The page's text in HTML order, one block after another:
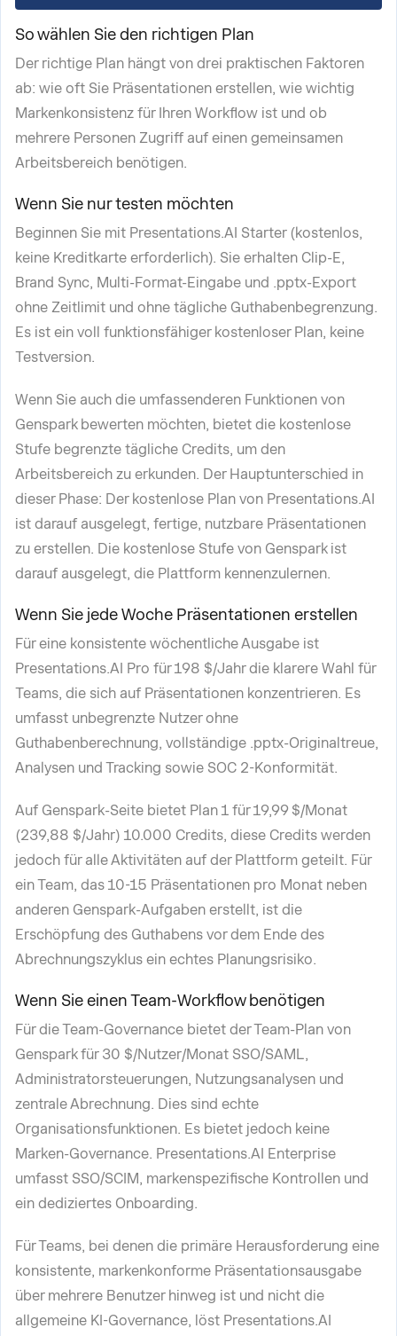
So wählen Sie den richtigen Plan
Der richtige Plan hängt von drei praktischen Faktoren
ab: wie oft Sie Präsentationen erstellen, wie wichtig
Markenkonsistenz für Ihren Workflow ist und ob
mehrere Personen Zugriff auf einen gemeinsamen
Arbeitsbereich benötigen.
Wenn Sie nur testen möchten
Beginnen Sie mit Presentations.AI Starter (kostenlos,
keine Kreditkarte erforderlich). Sie erhalten Clip-E,
Brand Sync, Multi-Format-Eingabe und .pptx-Export
ohne Zeitlimit und ohne tägliche Guthabenbegrenzung.
Es ist ein voll funktionsfähiger kostenloser Plan, keine
Testversion.
Wenn Sie auch die umfassenderen Funktionen von
Genspark bewerten möchten, bietet die kostenlose
Stufe begrenzte tägliche Credits, um den
Arbeitsbereich zu erkunden. Der Hauptunterschied in
dieser Phase: Der kostenlose Plan von Presentations.AI
ist darauf ausgelegt, fertige, nutzbare Präsentationen
zu erstellen. Die kostenlose Stufe von Genspark ist
darauf ausgelegt, die Plattform kennenzulernen.
Wenn Sie jede Woche Präsentationen erstellen
Für eine konsistente wöchentliche Ausgabe ist
Presentations.AI Pro für 198 $/Jahr die klarere Wahl für
Teams, die sich auf Präsentationen konzentrieren. Es
umfasst unbegrenzte Nutzer ohne
Guthabenberechnung, vollständige .pptx-Originaltreue,
Analysen und Tracking sowie SOC 2-Konformität.
Auf Genspark-Seite bietet Plan 1 für 19,99 $/Monat
(239,88 $/Jahr) 10.000 Credits, diese Credits werden
jedoch für alle Aktivitäten auf der Plattform geteilt. Für
ein Team, das 10-15 Präsentationen pro Monat neben
anderen Genspark-Aufgaben erstellt, ist die
Erschöpfung des Guthabens vor dem Ende des
Abrechnungszyklus ein echtes Planungsrisiko.
Wenn Sie einen Team-Workflow benötigen
Für die Team-Governance bietet der Team-Plan von
Genspark für 30 $/Nutzer/Monat SSO/SAML,
Administratorsteuerungen, Nutzungsanalysen und
zentrale Abrechnung. Dies sind echte
Organisationsfunktionen. Es bietet jedoch keine
Marken-Governance. Presentations.AI Enterprise
umfasst SSO/SCIM, markenspezifische Kontrollen und
ein dediziertes Onboarding.
Für Teams, bei denen die primäre Herausforderung eine
konsistente, markenkonforme Präsentationsausgabe
über mehrere Benutzer hinweg ist und nicht die
allgemeine KI-Governance, löst Presentations.AI